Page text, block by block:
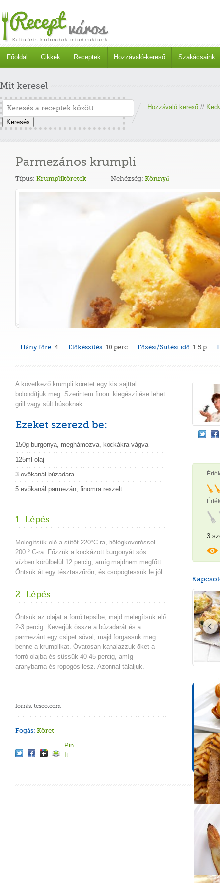
Főoldal Cikkek Receptek Hozzávaló-kereső Szakácsaink
Mit keresel
Keresés
Hozzávaló kereső //
Parmezános krumpli
Típus: Krumpliköretek Nehézség: Könnyű
Hány főre: 4 Előkészítés: 10 perc Főzési/Sütési idő: 1:5 p
A következő krumpli köretet egy kis sajttal
bolondítjuk meg. Szerintem finom kiegészítése lehet
grill vagy sült húsoknak.
Ezeket szerezd be:
150g burgonya, meghámozva, kockákra vágva
125ml olaj
3 evőkanál búzadara
5 evőkanál parmezán, finomra reszelt
1. Lépés
Melegítsük elő a sütőt 220ºC-ra, hőlégkeveréssel
200 º C-ra. Főzzük a kockázott burgonyát sós
vízben körülbelül 12 percig, amíg majdnem megfőtt.
Öntsük át egy tésztaszűrőn, és csöpögtessük le jól.
2. Lépés
Öntsük az olajat a forró tepsibe, majd melegítsük elő
2-3 percig. Keverjük össze a búzadarát és a
parmezánt egy csipet sóval, majd forgassuk meg
benne a krumplikat. Óvatosan kanalazzuk őket a
forró olajba és süssük 40-45 percig, amíg
aranybarna és ropogós lesz. Azonnal tálaljuk.
forrás: tesco.com
Fogás: Köret
Pin
It
3
1
176
Cukor
1 g